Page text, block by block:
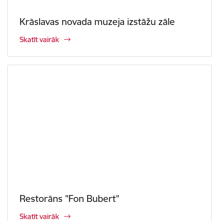
Krāslavas novada muzeja izstāžu zāle
Skatīt vairāk
Restorāns "Fon Bubert"
Skatīt vairāk